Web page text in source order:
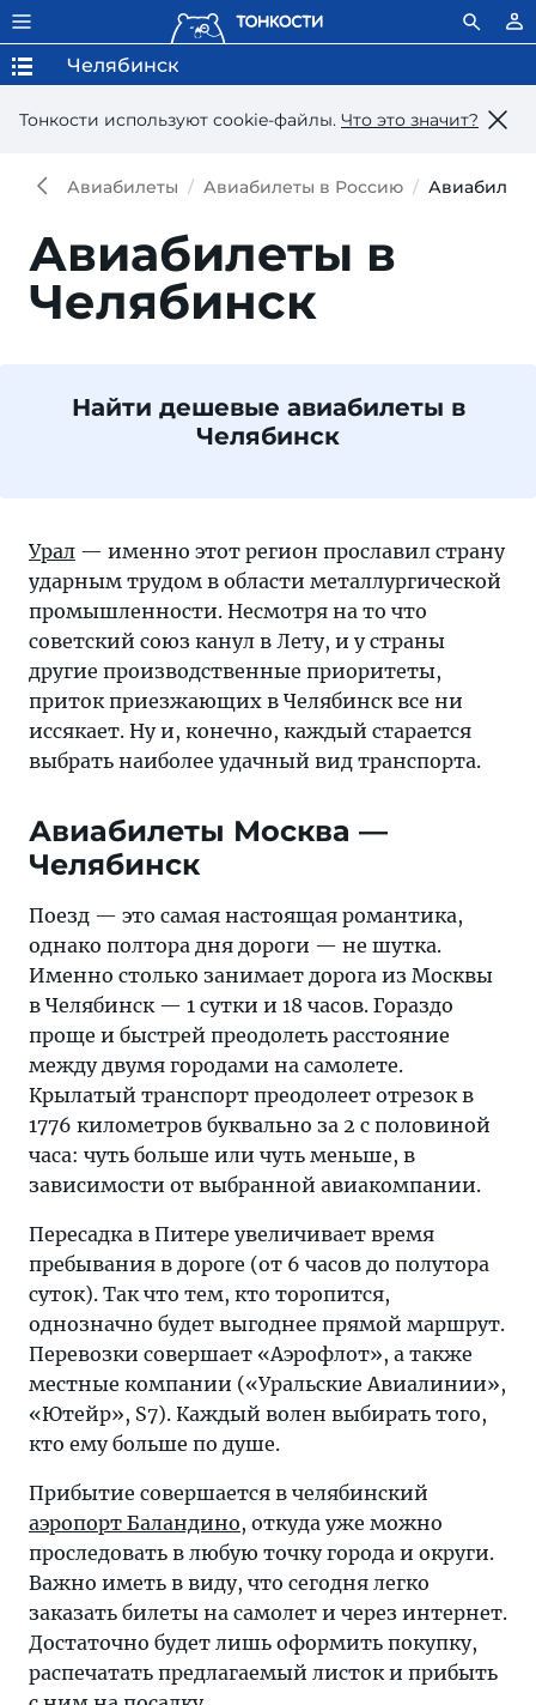
Тонкости используют сookie-файлы. Что это значит?
Челябинск
Авиабилеты Авиабилеты в Россию
Авиабилеты в
Челябинск
Найти дешевые авиабилеты в
Челябинск
Урал — именно этот регион прославил страну
ударным трудом в области металлургической
промышленности. Несмотря на то что
советский союз канул в Лету, и у страны
другие производственные приоритеты,
приток приезжающих в Челябинск все ни
иссякает. Ну и, конечно, каждый старается
выбрать наиболее удачный вид транспорта.
Авиабилеты Москва —
Челябинск
Поезд — это самая настоящая романтика,
однако полтора дня дороги — не шутка.
Именно столько занимает дорога из Москвы
в Челябинск — 1 сутки и 18 часов. Гораздо
проще и быстрей преодолеть расстояние
между двумя городами на самолете.
Крылатый транспорт преодолеет отрезок в
1776 километров буквально за 2 с половиной
часа: чуть больше или чуть меньше, в
зависимости от выбранной авиакомпании.
Пересадка в Питере увеличивает время
пребывания в дороге (от 6 часов до полутора
суток). Так что тем, кто торопится,
однозначно будет выгоднее прямой маршрут.
Перевозки совершает «Аэрофлот», а также
местные компании («Уральские Авиалинии»,
«Ютейр», S7). Каждый волен выбирать того,
кто ему больше по душе.
Прибытие совершается в челябинский
аэропорт Баландино, откуда уже можно
проследовать в любую точку города и округи.
Важно иметь в виду, что сегодня легко
заказать билеты на самолет и через интернет.
Достаточно будет лишь оформить покупку,
распечатать предлагаемый листок и прибыть